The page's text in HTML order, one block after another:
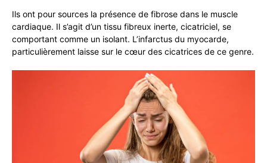
Ils ont pour sources la présence de fibrose dans le muscle
cardiaque. Il s’agit d’un tissu fibreux inerte, cicatriciel, se
comportant comme un isolant. L’infarctus du myocarde,
particulièrement laisse sur le cœur des cicatrices de ce genre.